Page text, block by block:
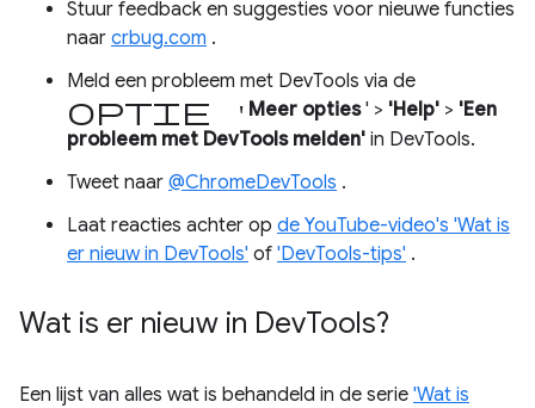
Stuur feedback en suggesties voor nieuwe functies
naar crbug.com .
Meld een probleem met DevTools via de
optie ' Meer opties' > 'Help' > 'Een
probleem met DevTools melden' in DevTools.
Tweet naar @ChromeDevTools .
Laat reacties achter op de YouTube-video's 'Wat is
er nieuw in DevTools' of 'DevTools-tips' .
Wat is er nieuw in DevTools?
Een lijst van alles wat is behandeld in de serie 'Wat is